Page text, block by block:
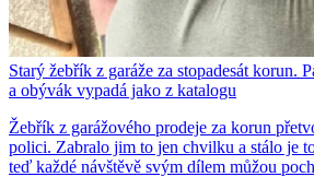
Starý žebřík z garáže za stopadesát korun.
a obývák vypadá jako z katalogu
Žebřík z garážového prodeje za korun
polici. Zabralo jim to jen chvilku a stálo je
teď každé návštěvě svým dílem můžou